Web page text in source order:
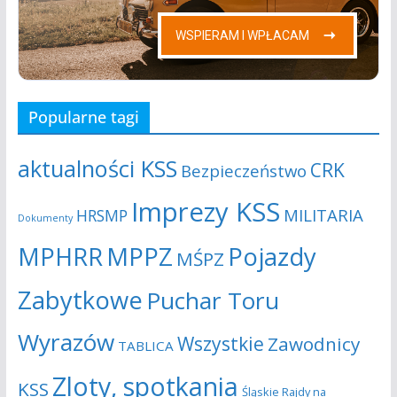
Popularne tagi
aktualności KSS Bezpieczeństwo CRK
Dokumenty HRSMP Imprezy KSS MILITARIA
MPHRRMPPZ MŚPZ Pojazdy
Zabytkowe Puchar Toru
Wyrazów TABLICA Wszystkie Zawodnicy
KSS Zloty, spotkania Śląskie Rajdy na